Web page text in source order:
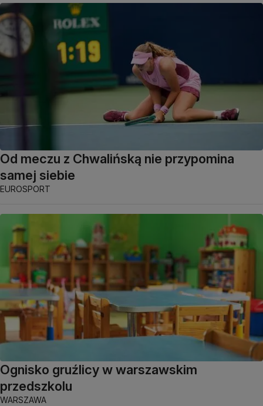
Od meczu z Chwalińską nie przypomina
samej siebie
EUROSPORT
Ognisko gruźlicy w warszawskim
przedszkolu
WARSZAWA